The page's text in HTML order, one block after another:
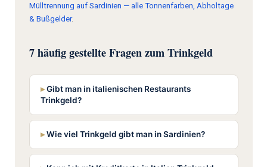
Mülltrennung auf Sardinien — alle Tonnenfarben, Abholtage
& Bußgelder.
7 häufig gestellte Fragen zum Trinkgeld
Gibt man in italienischen Restaurants
Trinkgeld?
Wie viel Trinkgeld gibt man in Sardinien?